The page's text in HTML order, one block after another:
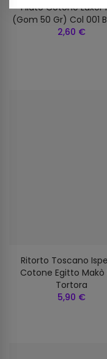
Filato Cotone Luxor
(gom 50 Gr) Col 001
2,60 €
Ritorto Toscano
Cotone Egitto Makò
Tortora
5,90 €